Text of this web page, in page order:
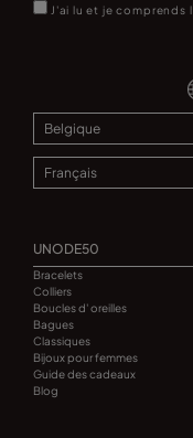
J'ai lu et je comprends
UNODE50
Bracelets
Colliers
Boucles d' oreilles
Bagues
Classiques
Bijoux pour femmes
Guide des cadeaux
Blog